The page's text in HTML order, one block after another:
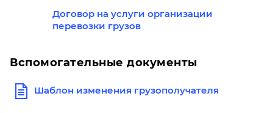
Договор на услуги организации
перевозки грузов
Вспомогательные документы
Шаблон изменения грузополучателя